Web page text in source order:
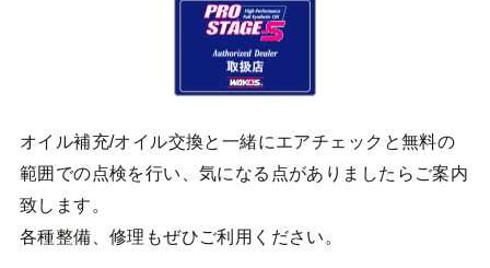
オイル補充/オイル交換と一緒にエアチェックと無料の
範囲での点検を行い、気になる点がありましたらご案内
致します。
各種整備、修理もぜひご利用ください。